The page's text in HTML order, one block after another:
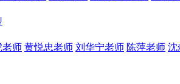
老师 黄悦忠老师 刘华宁老师 陈萍老师 沈